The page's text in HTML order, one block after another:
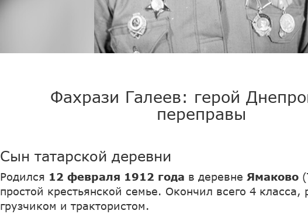
Фахрази Галеев: герой
переправы
Сын татарской деревни
Родился 12 февраля 1912 года в деревне Ямаково
простой крестьянской семье. Окончил всего 4 класса,
грузчиком и трактористом.